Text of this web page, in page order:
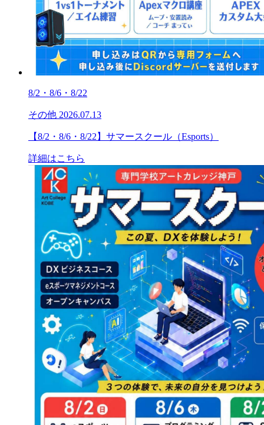
8/2・8/6・8/22
その他 2026.07.13
【8/2・8/6・8/22】サマースクール（Esports）
詳細はこちら